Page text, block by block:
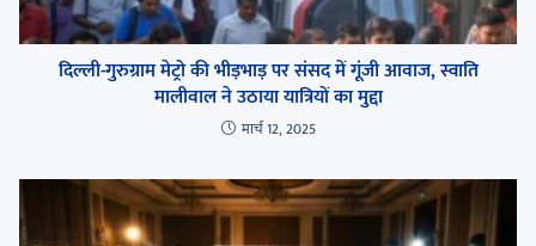
दिल्ली-गुरुग्राम मेट्रो की भीड़भाड़ पर संसद में गूंजी आवाज, स्वाति
मालीवाल ने उठाया यात्रियों का मुद्दा
मार्च 12, 2025